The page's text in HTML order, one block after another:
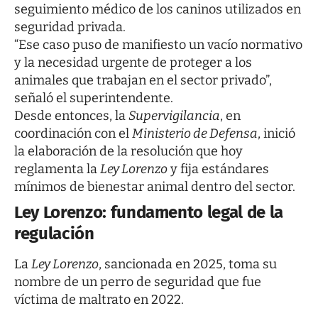
seguimiento médico de los caninos utilizados en
seguridad privada.
“Ese caso puso de manifiesto un vacío normativo
y la necesidad urgente de proteger a los
animales que trabajan en el sector privado”,
señaló el superintendente.
Desde entonces, laSupervigilancia, en
coordinación con elMinisterio de Defensa, inició
la elaboración de la resolución que hoy
reglamenta laLey Lorenzoy fija estándares
mínimos de bienestar animal dentro del sector.
Ley Lorenzo: fundamento legal de la
regulación
LaLey Lorenzo, sancionada en 2025, toma su
nombre de un perro de seguridad que fue
víctima de maltrato en 2022.